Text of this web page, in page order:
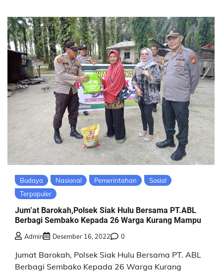
Budaya Nasional Pemerintahan
Sosial
Terpopuler
Jum’at Barokah,Polsek Siak Hulu Bersama PT.ABL
Berbagi Sembako Kepada 26 Warga Kurang Mampu
Admin Desember 16, 2022 0
Jumat Barokah, Polsek Siak Hulu Bersama PT. ABL
Berbagi Sembako Kepada 26 Warga Kurang